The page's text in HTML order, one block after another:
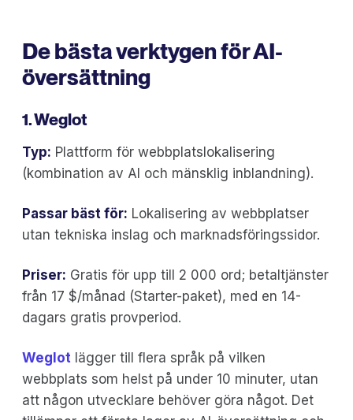
De bästa verktygen för AI-
översättning
1. Weglot
Typ: Plattform för webbplatslokalisering
(kombination av AI och mänsklig inblandning).
Passar bäst för: Lokalisering av webbplatser
utan tekniska inslag och marknadsföringssidor.
Priser: Gratis för upp till 2 000 ord; betaltjänster
från 17 $/månad (Starter-paket), med en 14-
dagars gratis provperiod.
Weglot lägger till flera språk på vilken
webbplats som helst på under 10 minuter, utan
att någon utvecklare behöver göra något. Det